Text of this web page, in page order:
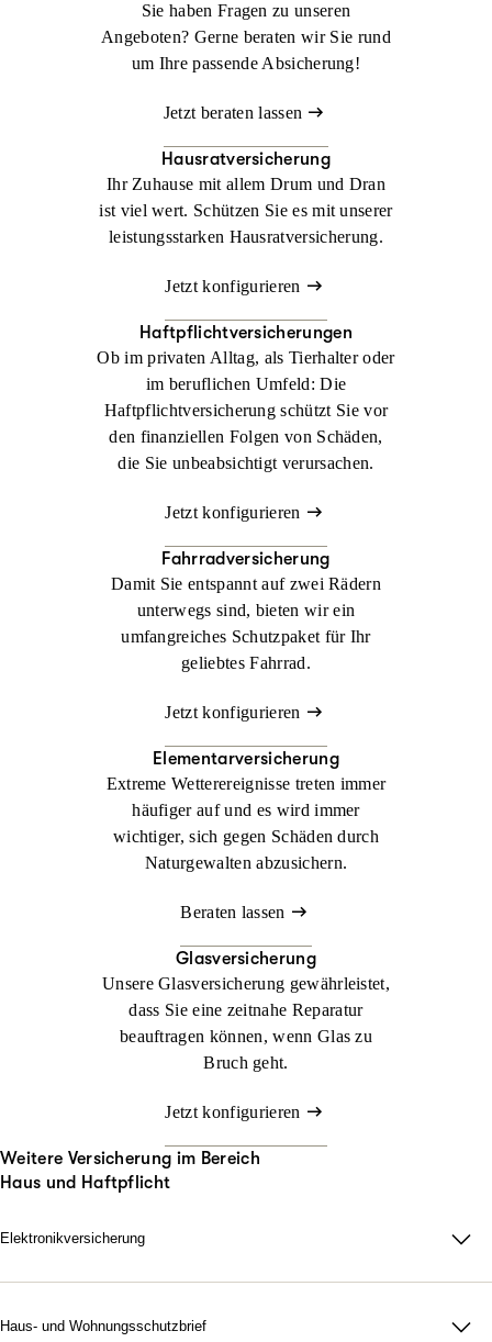
Jetzt konfigurieren Jetzt beraten lassen
Sie haben Fragen zu unseren
Angeboten? Gerne beraten wir Sie rund
um Ihre passende Absicherung!
Jetzt beraten lassen
Hausratversicherung
Ihr Zuhause mit allem Drum und Dran
ist viel wert. Schützen Sie es mit unserer
leistungsstarken Hausratversicherung.
Jetzt konfigurieren
Haftpflichtversicherungen
Ob im privaten Alltag, als Tierhalter oder
im beruflichen Umfeld: Die
Haftpflichtversicherung schützt Sie vor
den finanziellen Folgen von Schäden,
die Sie unbeabsichtigt verursachen.
Jetzt konfigurieren
Fahrradversicherung
Damit Sie entspannt auf zwei Rädern
unterwegs sind, bieten wir ein
umfangreiches Schutzpaket für Ihr
geliebtes Fahrrad.
Jetzt konfigurieren
Elementarversicherung
Extreme Wetterereignisse treten immer
häufiger auf und es wird immer
wichtiger, sich gegen Schäden durch
Naturgewalten abzusichern.
Beraten lassen
Glasversicherung
Unsere Glasversicherung gewährleistet,
dass Sie eine zeitnahe Reparatur
beauftragen können, wenn Glas zu
Bruch geht.
Jetzt konfigurieren
Weitere Versicherung im Bereich
Haus und Haftpflicht
Elektronikversicherung
Bei uns können Sie mit der Elektronikversicherung nahezu alle
Haus- und Wohnungsschutzbrief